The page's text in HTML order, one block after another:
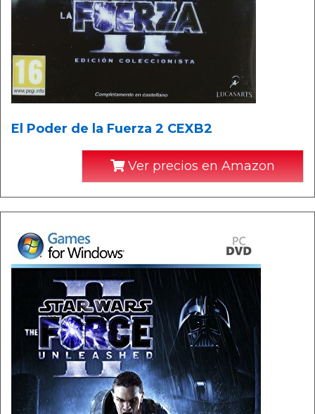
El Poder de la Fuerza 2 CEXB2
Ver precios en Amazon